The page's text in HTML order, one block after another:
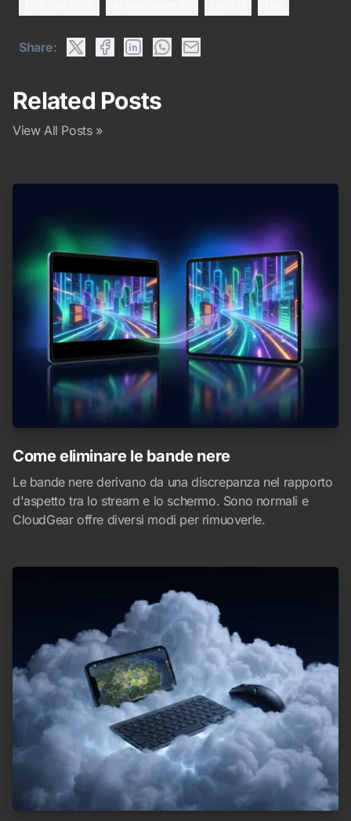
Share:
Related Posts
View All Posts »
Come eliminare le bande nere
Le bande nere derivano da una discrepanza nel rapporto
d'aspetto tra lo stream e lo schermo. Sono normali e
CloudGear offre diversi modi per rimuoverle.